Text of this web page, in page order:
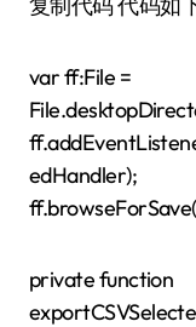
var ff:File =
edHandler);
private function